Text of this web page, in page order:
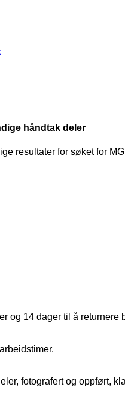
håndtak deler
resultater for søketfor
og 14 dager til å returnere
fotografert og oppført,